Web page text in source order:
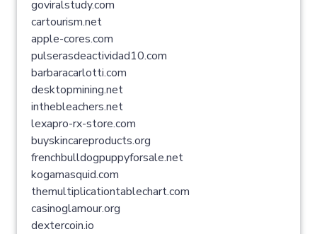
goviralstudy.com
cartourism.net
apple-cores.com
pulserasdeactividad10.com
barbaracarlotti.com
desktopmining.net
inthebleachers.net
lexapro-rx-store.com
buyskincareproducts.org
frenchbulldogpuppyforsale.net
kogamasquid.com
themultiplicationtablechart.com
casinoglamour.org
dextercoin.io